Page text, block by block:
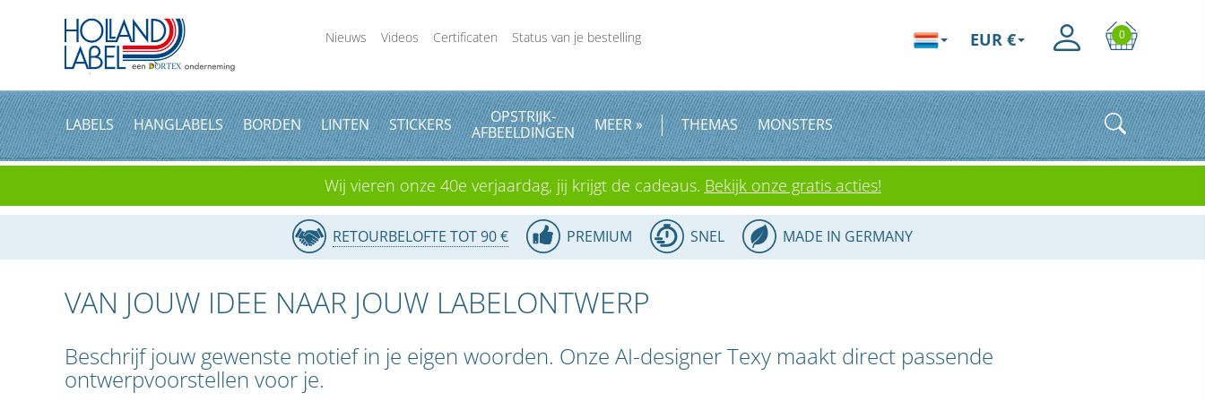
Nieuws Videos Certificaten Status van je bestelling 0
EUR €
LABELS HANGLABELS BORDEN LINTEN STICKERS OPSTRIJK-
AFBEELDINGEN
MEER » THEMAS MONSTERS
Wij vieren onze 40e verjaardag, jij krijgt de cadeaus. Bekijk onze gratis acties!
RETOURBELOFTE TOT 90 € PREMIUM SNEL MADE IN GERMANY
VAN JOUW IDEE NAAR JOUW LABELONTWERP
Beschrijf jouw gewenste motief in je eigen woorden. Onze AI-designer Texy maakt direct passende
ontwerpvoorstellen voor je.